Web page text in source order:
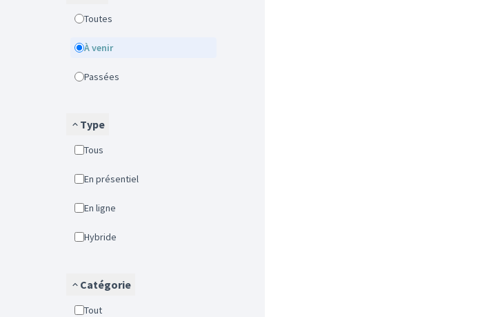
Toutes
À venir
Passées
Type
Tous
En présentiel
En ligne
Hybride
Catégorie
Tout